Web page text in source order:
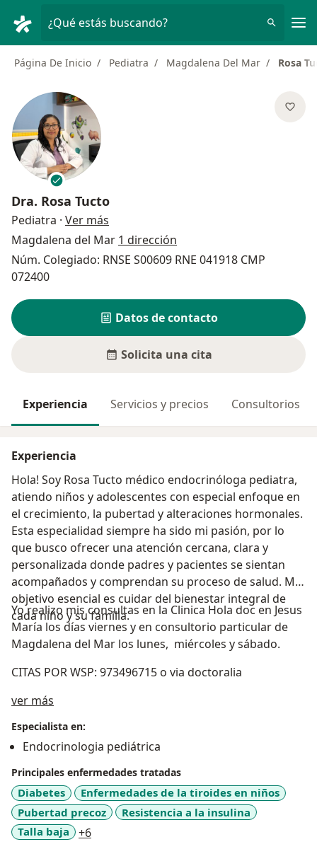
¿Qué estás buscando?
Página De Inicio Pediatra Magdalena Del Mar Rosa
Dra. Rosa Tucto
Pediatra · Ver más
Magdalena del Mar 1 dirección
Núm. Colegiado: RNSE S00609 RNE 041918 CMP
072400
Datos de contacto
Solicita una cita
Experiencia Servicios y precios Consultorios
Experiencia
Hola! Soy Rosa Tucto médico endocrinóloga pediatra,
atiendo niños y adolescentes con especial enfoque en
el crecimiento, la pubertad y alteraciones hormonales.
Esta especialidad siempre ha sido mi pasión, por lo
que busco ofrecer una atención cercana, clara y
personalizada donde padres y pacientes se sientan
acompañados y comprendan su proceso de salud. Mi
objetivo esencial es cuidar del bienestar integral de
cada niño y su familia.
Yo realizo mis consultas en la Clinica Hola doc en Jesus
María los días viernes y en consultorio particular de
Magdalena del Mar los lunes, miércoles y sábado.
CITAS POR WSP: 973496715 o via doctoralia
ver más
Especialista en:
Endocrinologia pediátrica
Principales enfermedades tratadas
Diabetes
Enfermedades de la tiroides en niños
Pubertad precoz
Resistencia a la insulina
Talla baja
+6a11y_sr_more_diseases